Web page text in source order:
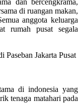
di ruangan makan,
anggota keluarga
rumah pusat segala
di indonesia yang
tenaga matahari pada